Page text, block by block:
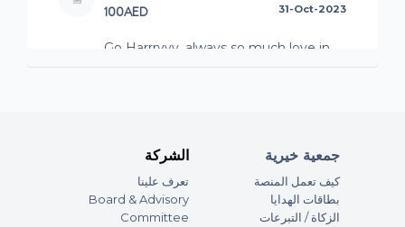
100AED 31-Oct-2023
Go Harrryyy, always so much love in
2000AED 31-Oct-2023
الشركة
تعرف علينا
Board & Advisory
Committee
جمعية خيرية
كيف تعمل المنصة
بطاقات الهدايا
الزكاة / التبرعات